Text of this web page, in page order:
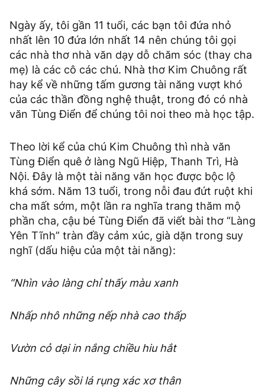
Ngày ấy, tôi gần 11 tuổi, các bạn tôi đứa nhỏ
nhất lên 10 đứa lớn nhất 14 nên chúng tôi gọi
các nhà thơ nhà văn dạy dỗ chăm sóc (thay cha
mẹ) là các cô các chú. Nhà thơ Kim Chuông rất
hay kể về những tấm gương tài năng vượt khó
của các thần đồng nghệ thuật, trong đó có nhà
văn Tùng Điển để chúng tôi noi theo mà học tập.
Theo lời kể của chú Kim Chuông thì nhà văn
Tùng Điển quê ở làng Ngũ Hiệp, Thanh Trì, Hà
Nội. Đây là một tài năng văn học được bộc lộ
khá sớm. Năm 13 tuổi, trong nỗi đau đứt ruột khi
cha mất sớm, một lần ra nghĩa trang thăm mộ
phần cha, cậu bé Tùng Điển đã viết bài thơ “Làng
Yên Tĩnh” tràn đầy cảm xúc, già dặn trong suy
nghĩ (dấu hiệu của một tài năng):
“Nhìn vào làng chỉ thấy màu xanh
Nhấp nhô những nếp nhà cao thấp
Vườn cỏ dại in nắng chiều hiu hắt
Những cây sồi lá rụng xác xơ thân